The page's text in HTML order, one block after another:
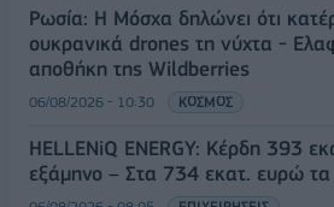
Ρωσία: Η Μόσχα δηλώνει ότι
ουκρανικά drones τη νύχτα -
αποθήκη της Wildberries
06/08/2026 - 10:30 ΚΟΣΜΟΣ
HELLENiQ ENERGY: Κέρδη 393
εξάμηνο – Στα 734 εκατ. ευρώ τα